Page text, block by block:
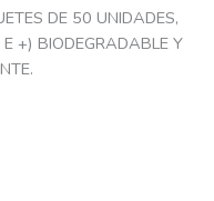
DE 50 UNIDADES,
+) BIODEGRADABLE Y